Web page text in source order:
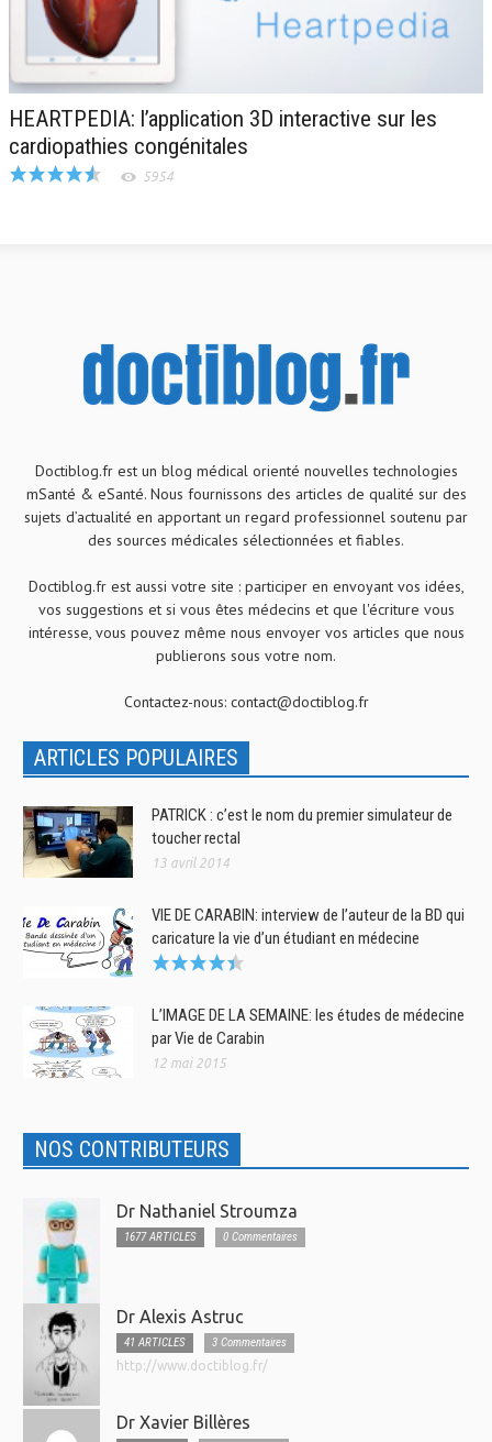
HEARTPEDIA: l’application 3D interactive sur les
cardiopathies congénitales
5954
Doctiblog.fr est un blog médical orienté nouvelles technologies
mSanté & eSanté. Nous fournissons des articles de qualité sur des
sujets d’actualité en apportant un regard professionnel soutenu par
des sources médicales sélectionnées et fiables.
Doctiblog.fr est aussi votre site : participer en envoyant vos idées,
vos suggestions et si vous êtes médecins et que l'écriture vous
intéresse, vous pouvez même nous envoyer vos articles que nous
publierons sous votre nom.
Contactez-nous: contact@doctiblog.fr
ARTICLES POPULAIRES
PATRICK : c’est le nom du premier simulateur de
toucher rectal
13 avril 2014
VIE DE CARABIN: interview de l’auteur de la BD qui
caricature la vie d’un étudiant en médecine
L’IMAGE DE LA SEMAINE: les études de médecine
par Vie de Carabin
12 mai 2015
NOS CONTRIBUTEURS
Dr Nathaniel Stroumza
1677 ARTICLES 0 Commentaires
Dr Alexis Astruc
41 ARTICLES
3 Commentaires
http://www.doctiblog.fr/
Dr Xavier Billères